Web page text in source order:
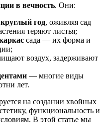
в вечность. Они:
круглый год, оживляя сад
теряют листья;
сада — их форма и
воздух, задерживают
— многие виды
лет.
на создании хвойных
функциональность и
В этой статье мы